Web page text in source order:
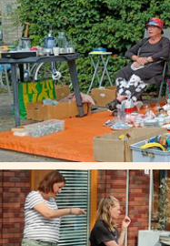
AdresBannewaard
Kaart